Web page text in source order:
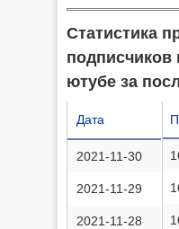
Статистика
подписчиков
ютубе за
Дата
2021-11-30
2021-11-29
2021-11-28